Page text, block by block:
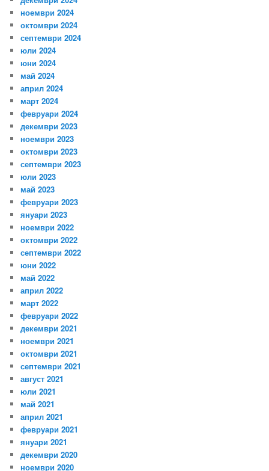
ноември 2024
октомври 2024
септември 2024
юли 2024
юни 2024
май 2024
април 2024
март 2024
февруари 2024
декември 2023
ноември 2023
октомври 2023
септември 2023
юли 2023
май 2023
февруари 2023
януари 2023
ноември 2022
октомври 2022
септември 2022
юни 2022
май 2022
април 2022
март 2022
февруари 2022
декември 2021
ноември 2021
октомври 2021
септември 2021
август 2021
юли 2021
май 2021
април 2021
февруари 2021
януари 2021
декември 2020
ноември 2020